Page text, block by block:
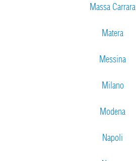
Massa Carrara
Matera
Messina
Milano
Modena
Napoli